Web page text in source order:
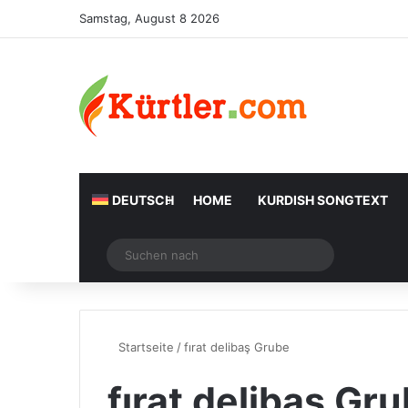
Samstag, August 8 2026
DEUTSCH HOME KURDISH SONGTEXT
Zufälliger Artikel
nach
Startseite /fırat delibaş Grube